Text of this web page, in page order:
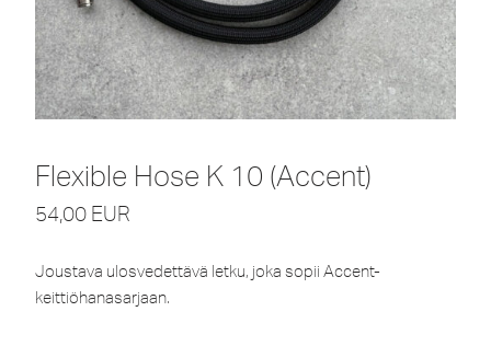
Flexible Hose K 10 (Accent)
54,00 EUR
Joustava ulosvedettävä letku, joka sopii Accent-
keittiöhanasarjaan.